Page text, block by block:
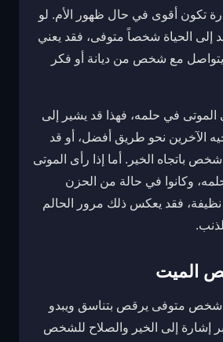
تكون أقوى في حال ظهور الأم. لو
إلى الحياة شخصاً متوفى، فقد يعني
يتواصل مع شخص من ديانة أو فكر
الموتى في حلمه، فهذا قد يشير إلى
الآخرين نحو طريق أفضل، أو قد
باتجاه الخير. أما إذا رأى الموتى
وكانوا في حالة من الحزن
فقد يعكس ذلك مرور الحالم
الميت
شخص متوفى يرقص بتناسق ويبدو
إشارة إلى الخير والصلاح للشخص